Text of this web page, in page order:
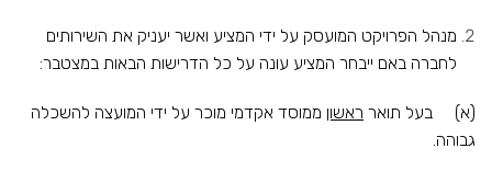
מנהל הפרויקט המועסק על ידי המציע ואשר יעניק את השירותים
לחברה באם ייבחר המציע עונה על כל הדרישות הבאות במצטבר:
(א) בעל תואר ראשון ממוסד אקדמי מוכר על ידי המועצה להשכלה
גבוהה.